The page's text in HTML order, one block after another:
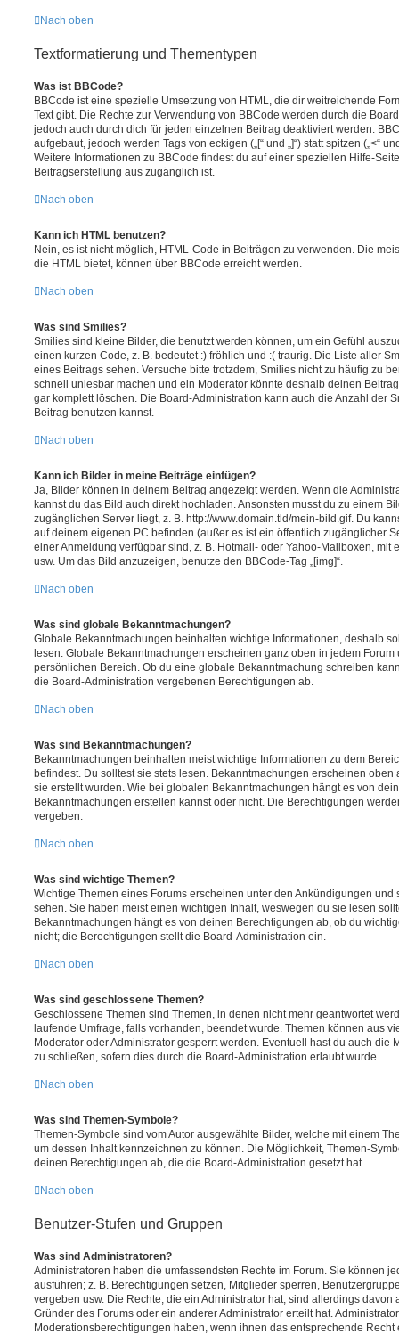
Nach oben
Textformatierung und Thementypen
Was ist BBCode?
BBCode ist eine spezielle Umsetzung von HTML, die dir weitreichende
Text gibt. Die Rechte zur Verwendung von BBCode werden durch die
jedoch auch durch dich für jeden einzelnen Beitrag deaktiviert werden.
aufgebaut, jedoch werden Tags von eckigen („[“ und „]“) statt spitzen („<“
Weitere Informationen zu BBCode findest du auf einer speziellen Hilfe-
Beitragserstellung aus zugänglich ist.
Nach oben
Kann ich HTML benutzen?
Nein, es ist nicht möglich, HTML-Code in Beiträgen zu verwenden. Die
die HTML bietet, können über BBCode erreicht werden.
Nach oben
Was sind Smilies?
Smilies sind kleine Bilder, die benutzt werden können, um ein Gefühl
einen kurzen Code, z. B. bedeutet :) fröhlich und :( traurig. Die Liste aller
eines Beitrags sehen. Versuche bitte trotzdem, Smilies nicht zu häufig zu
schnell unlesbar machen und ein Moderator könnte deshalb deinen
gar komplett löschen. Die Board-Administration kann auch die Anzahl der
Beitrag benutzen kannst.
Nach oben
Kann ich Bilder in meine Beiträge einfügen?
Ja, Bilder können in deinem Beitrag angezeigt werden. Wenn die
kannst du das Bild auch direkt hochladen. Ansonsten musst du zu einem
zugänglichen Server liegt, z. B. http://www.domain.tld/mein-bild.gif. Du
auf deinem eigenen PC befinden (außer es ist ein öffentlich zugänglicher
einer Anmeldung verfügbar sind, z. B. Hotmail- oder Yahoo-Mailboxen, mit
usw. Um das Bild anzuzeigen, benutze den BBCode-Tag „[img]“.
Nach oben
Was sind globale Bekanntmachungen?
Globale Bekanntmachungen beinhalten wichtige Informationen, deshalb
lesen. Globale Bekanntmachungen erscheinen ganz oben in jedem
persönlichen Bereich. Ob du eine globale Bekanntmachung schreiben
die Board-Administration vergebenen Berechtigungen ab.
Nach oben
Was sind Bekanntmachungen?
Bekanntmachungen beinhalten meist wichtige Informationen zu dem
befindest. Du solltest sie stets lesen. Bekanntmachungen erscheinen oben
sie erstellt wurden. Wie bei globalen Bekanntmachungen hängt es von
Bekanntmachungen erstellen kannst oder nicht. Die Berechtigungen
vergeben.
Nach oben
Was sind wichtige Themen?
Wichtige Themen eines Forums erscheinen unter den Ankündigungen und
sehen. Sie haben meist einen wichtigen Inhalt, weswegen du sie lesen
Bekanntmachungen hängt es von deinen Berechtigungen ab, ob du
nicht; die Berechtigungen stellt die Board-Administration ein.
Nach oben
Was sind geschlossene Themen?
Geschlossene Themen sind Themen, in denen nicht mehr geantwortet
laufende Umfrage, falls vorhanden, beendet wurde. Themen können aus
Moderator oder Administrator gesperrt werden. Eventuell hast du auch die
zu schließen, sofern dies durch die Board-Administration erlaubt wurde.
Nach oben
Was sind Themen-Symbole?
Themen-Symbole sind vom Autor ausgewählte Bilder, welche mit einem
um dessen Inhalt kennzeichnen zu können. Die Möglichkeit, Themen-
deinen Berechtigungen ab, die die Board-Administration gesetzt hat.
Nach oben
Benutzer-Stufen und Gruppen
Was sind Administratoren?
Administratoren haben die umfassendsten Rechte im Forum. Sie können
ausführen; z. B. Berechtigungen setzen, Mitglieder sperren,
vergeben usw. Die Rechte, die ein Administrator hat, sind allerdings
Gründer des Forums oder ein anderer Administrator erteilt hat.
Moderationsberechtigungen haben, wenn ihnen das entsprechende Recht